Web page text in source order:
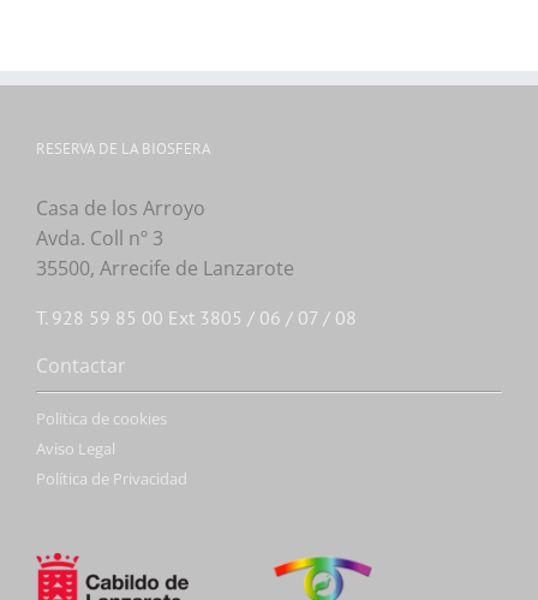
RESERVA DE LA BIOSFERA
Casa de los Arroyo
Avda. Coll nº 3
35500, Arrecife de Lanzarote
T. 928 59 85 00 Ext 3805 / 06 / 07 / 08
Contactar
Politica de cookies
Aviso Legal
Política de Privacidad